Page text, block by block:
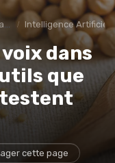
Intelligence
dans
que
testent
cette page